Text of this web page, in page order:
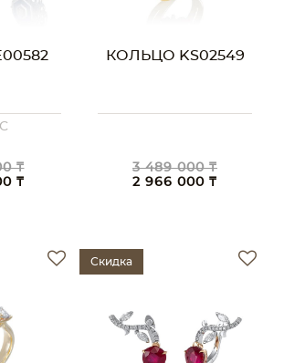
₸
₸
КОЛЬЦО KS02549
3 489 000 ₸
2 966 000 ₸
Скидка